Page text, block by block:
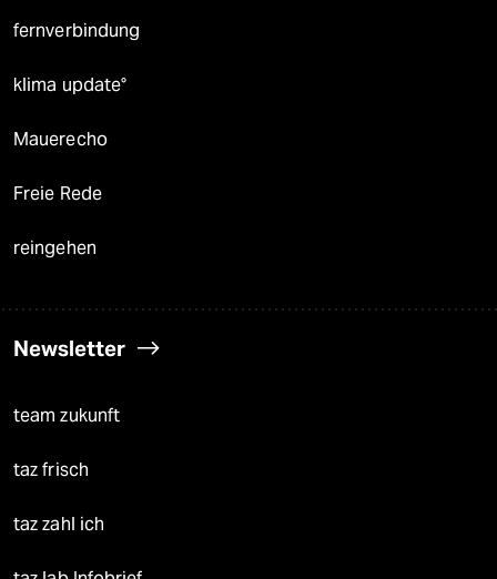
fernverbindung
klima update°
Mauerecho
Freie Rede
reingehen
Newsletter
team zukunft
taz frisch
taz zahl ich